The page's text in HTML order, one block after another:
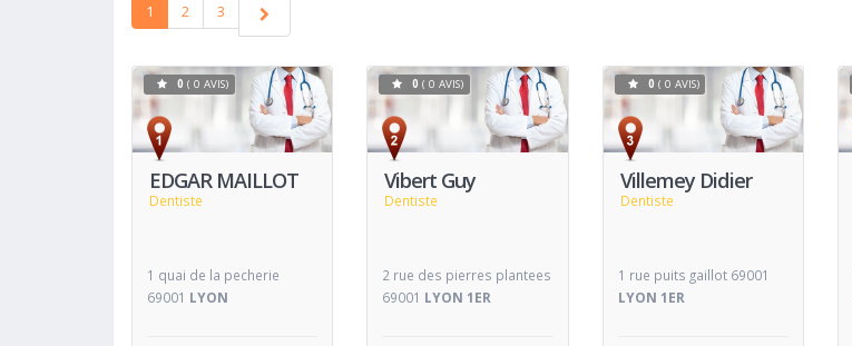
1 2 3
EDGAR MAILLOT
Dentiste
Voir
0 ( 0 AVIS)
1 quai de la pecherie
69001 LYON
Vibert Guy
Dentiste
Voir
Fiche
0( 0 AVIS)
2 rue des pierres plantees
69001 LYON 1ER
Villemey Didier
Dentiste
Voir
Fiche
0 ( 0 AVIS)
1 rue puits gaillot 69001
LYON 1ER
Fiche